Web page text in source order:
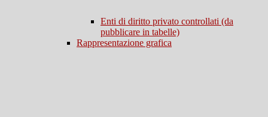
Enti di diritto privato controllati (da
pubblicare in tabelle)
Rappresentazione grafica